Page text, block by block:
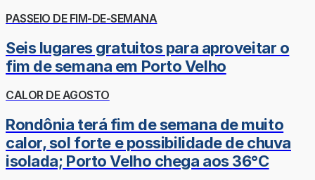
PASSEIO DE FIM-DE-SEMANA
Seis lugares gratuitos para aproveitar o
fim de semana em Porto Velho
CALOR DE AGOSTO
Rondônia terá fim de semana de muito
calor, sol forte e possibilidade de chuva
isolada; Porto Velho chega aos 36°C